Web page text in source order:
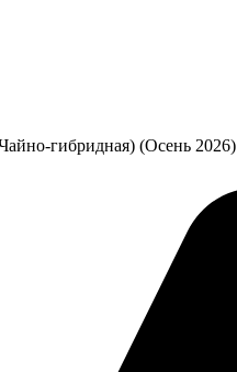
гибридная) (Осень 2026)